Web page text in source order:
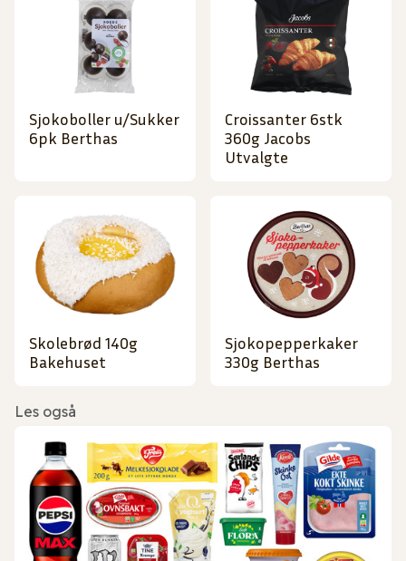
Sjokoboller u/Sukker
6pk Berthas
Croissanter 6stk
360g Jacobs
Utvalgte
Skolebrød 140g
Bakehuset
Sjokopepperkaker
330g Berthas
Les også